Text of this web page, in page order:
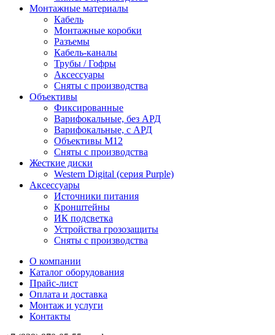
Монтажные материалы
Кабель
Монтажные коробки
Разъемы
Кабель-каналы
Трубы / Гофры
Аксессуары
Сняты с производства
Объективы
Фиксированные
Варифокальные, без АРД
Варифокальные, с АРД
Объективы M12
Сняты с производства
Жесткие диски
Western Digital (серия Purple)
Аксессуары
Источники питания
Кронштейны
ИК подсветка
Устройства грозозащиты
Сняты с производства
О компании
Каталог оборудования
Прайс-лист
Оплата и доставка
Монтаж и услуги
Контакты